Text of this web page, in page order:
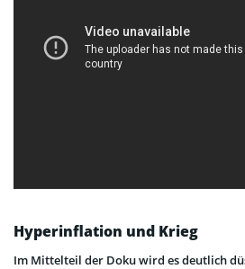
Hyperinflation und Krieg
Im Mittelteil der Doku wird es deutlich